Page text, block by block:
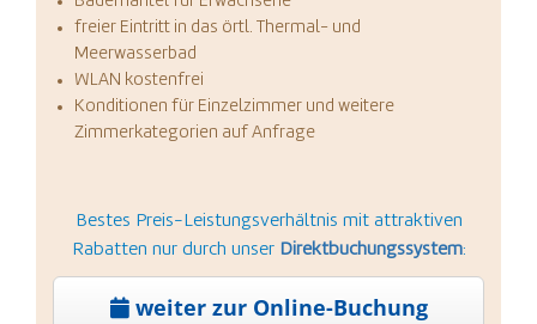
freier Eintritt in das örtl. Thermal- und
Meerwasserbad
WLAN kostenfrei
Konditionen für Einzelzimmer und weitere
Zimmerkategorien auf Anfrage
Bestes Preis-Leistungsverhältnis mit attraktiven
Rabatten nur durch unser Direktbuchungssystem:
weiter zur Online-Buchung